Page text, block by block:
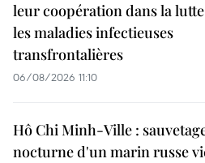
leur coopération dans la
les maladies infectieuses
transfrontalières
06/08/2026 11:10
Hô Chi Minh-Ville :
nocturne d'un marin russe